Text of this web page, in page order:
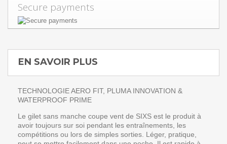
Secure payments
EN SAVOIR PLUS
TECHNOLOGIE AERO FIT, PLUMA INNOVATION &
WATERPROOF PRIME
Le gilet sans manche coupe vent de SIXS est le produit à
avoir toujours sur soi pendant les entraînements, les
compétitions ou lors de simples sorties. Léger, pratique,